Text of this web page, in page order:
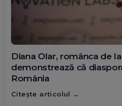
Diana Olar, românca de
demonstrează că
România
Citește articolul